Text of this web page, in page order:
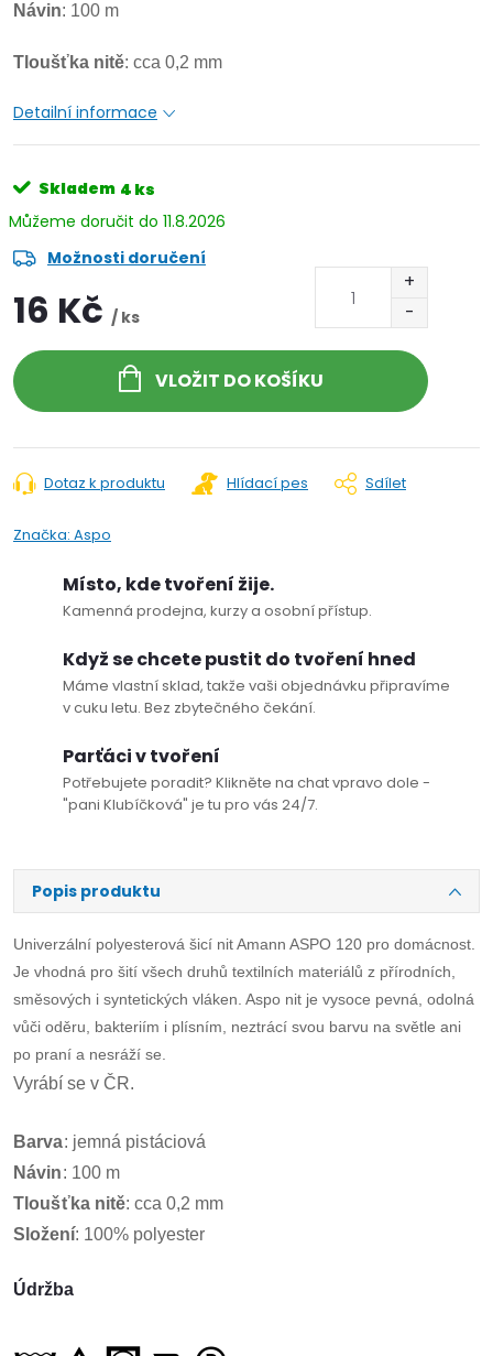
Návin: 100 m
Tloušťka nitě: cca 0,2 mm
Detailní informace
Skladem 4 ks
11.8.2026
Možnosti doručení
16 Kč / ks
VLOŽIT DO KOŠÍKU
Dotaz k produktu Hlídací pes Sdílet
Značka: Aspo
Místo, kde tvoření žije.
Kamenná prodejna, kurzy a osobní přístup.
Když se chcete pustit do tvoření hned
Máme vlastní sklad, takže vaši objednávku připravíme
v cuku letu. Bez zbytečného čekání.
Parťáci v tvoření
Potřebujete poradit? Klikněte na chat vpravo dole -
"pani Klubíčková" je tu pro vás 24/7.
Popis produktu
Univerzální polyesterová šicí nit Amann ASPO 120 pro domácnost.
Je vhodná pro šití všech druhů textilních materiálů z přírodních,
směsových i syntetických vláken. Aspo nit je vysoce pevná, odolná
vůči oděru, bakteriím i plísním, neztrácí svou barvu na světle ani
po praní a nesráží se.
Vyrábí se v ČR.
Barva: jemná pistáciová
Návin: 100 m
Tloušťka nitě: cca 0,2 mm
Složení: 100% polyester
Údržba